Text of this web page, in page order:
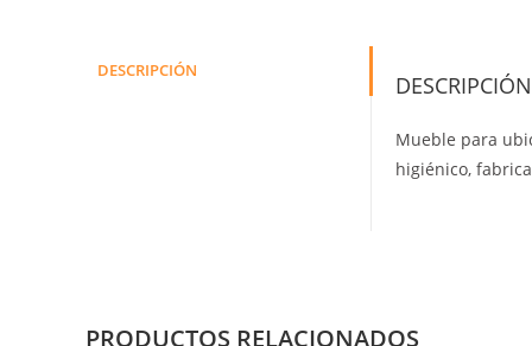
DESCRIPCIÓN
DESCRIPCIÓN
Mueble para
higiénico,
PRODUCTOS RELACIONADOS